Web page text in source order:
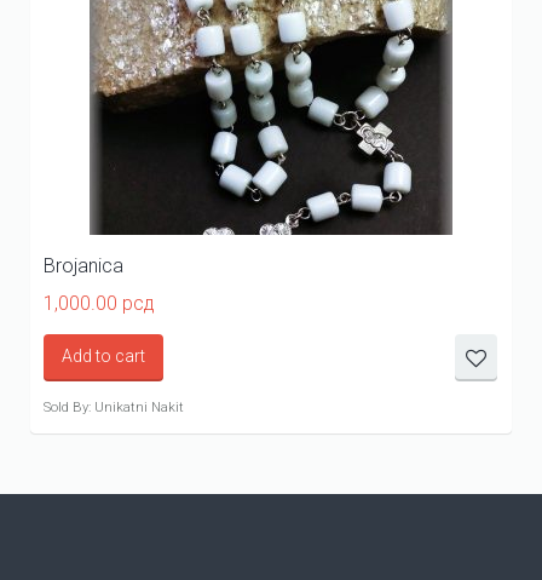
Brojanica
1,000.00 рсд
Add to cart
Sold By: Unikatni Nakit